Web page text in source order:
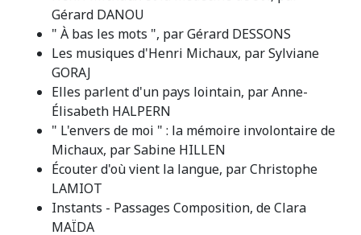
Gérard DANOU
" À bas les mots ", par Gérard DESSONS
Les musiques d'Henri Michaux, par Sylviane
GORAJ
Elles parlent d'un pays lointain, par Anne-
Élisabeth HALPERN
" L'envers de moi " : la mémoire involontaire de
Michaux, par Sabine HILLEN
Écouter d'où vient la langue, par Christophe
LAMIOT
Instants - Passages Composition, de Clara
MAÏDA